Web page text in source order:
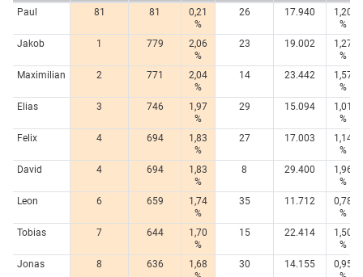
Paul
81 81
0,21
%
26 17.940
1,20
%
Jakob
1 779
2,06
%
23 19.002
1,27
%
Maximilian
2 771
2,04
%
14 23.442
1,57
%
Elias
3 746
1,97
%
29 15.094
1,01
%
Felix
4 694
1,83
%
27 17.003
1,14
%
David
4 694
1,83
%
8 29.400
1,96
%
Leon
6 659
1,74
%
35 11.712
0,78
%
Tobias
7 644
1,70
%
15 22.414
1,50
%
Jonas
8 636
1,68
30 14.155
0,95